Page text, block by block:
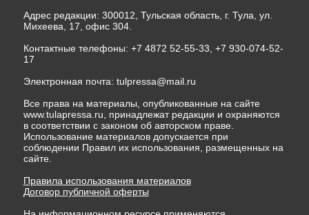
Адрес редакции: 300012, Тульская область, г. Тула, ул.
Михеева, 17, офис 304.
Контактные телефоны: +7 4872 52-55-33, +7 930-074-52-
17
Электронная почта: tulpressa@mail.ru
Все права на материалы, опубликованные на сайте
www.tulapressa.ru, принадлежат редакции и охраняются
в соответствии с законом об авторском праве.
Использование материалов допускается при
соблюдении Правил их использования, размещенных на
сайте.
Правила использования материалов
Договор публичной оферты